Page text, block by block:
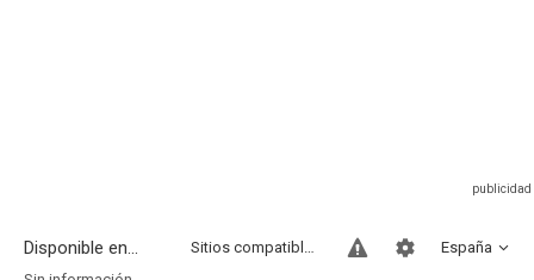
Disponible en... España
Sitios compatibles